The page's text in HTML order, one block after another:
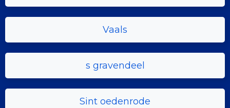
Vaals
s gravendeel
Sint oedenrode